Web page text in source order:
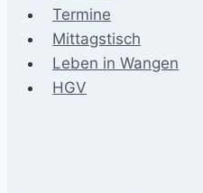
Termine
Mittagstisch
Leben in Wangen
HGV